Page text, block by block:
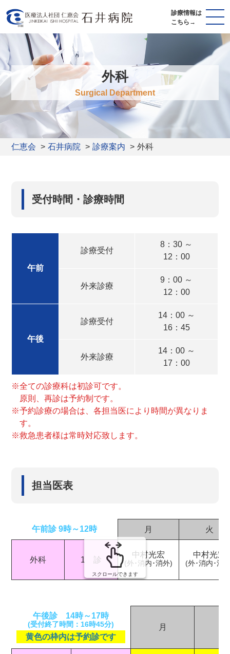
外科
Surgical Department
仁恵会 石井病院 診療案内 外科
受付時間・診療時間
午前
診療受付
8：30 ～
12：00
外来診療
9：00 ～
12：00
午後
診療受付
14：00 ～
16：45
外来診療
14：00 ～
17：00
※全ての診療科は初診可です。
原則、再診は予約制です。
※予約診療の場合は、各担当医により時間が異なりま
す。
※救急患者様は常時対応致します。
担当医表
午前診 9時～12時 月 火
外科 1 診
中村光宏
(外･消内･消外)
中村光宏
(外･消内･消
スクロールできます
午後診 14時～17時
(受付終了時間：16時45分)
黄色の枠内は予約診です
月
診療情報は
こちら→